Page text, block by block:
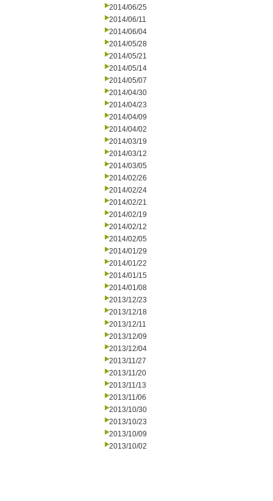
2014/06/25
2014/06/11
2014/06/04
2014/05/28
2014/05/21
2014/05/14
2014/05/07
2014/04/30
2014/04/23
2014/04/09
2014/04/02
2014/03/19
2014/03/12
2014/03/05
2014/02/26
2014/02/24
2014/02/21
2014/02/19
2014/02/12
2014/02/05
2014/01/29
2014/01/22
2014/01/15
2014/01/08
2013/12/23
2013/12/18
2013/12/11
2013/12/09
2013/12/04
2013/11/27
2013/11/20
2013/11/13
2013/11/06
2013/10/30
2013/10/23
2013/10/09
2013/10/02